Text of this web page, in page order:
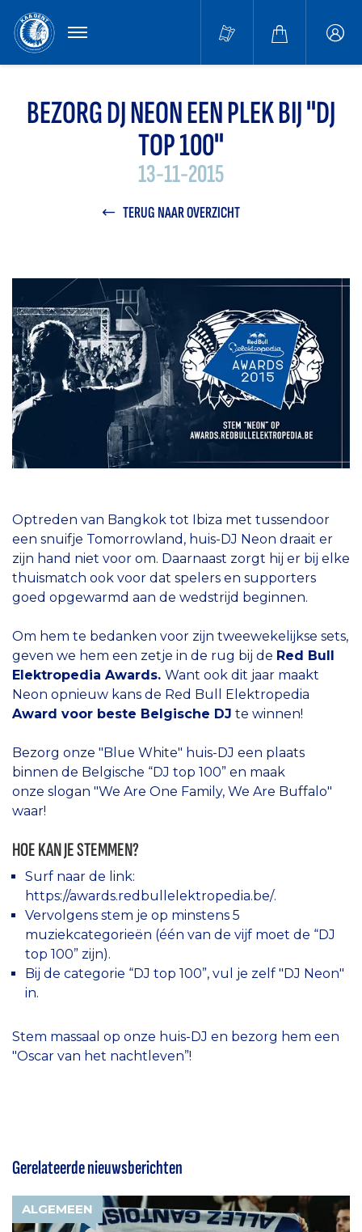
MENU
BEZORG DJ NEON EEN PLEK BIJ "DJ
TOP 100"
13-11-2015
TERUG NAAR OVERZICHT
Optreden van Bangkok tot Ibiza met tussendoor
een snuifje Tomorrowland, huis-DJ Neon draait er
zijn hand niet voor om. Daarnaast zorgt hij er bij elke
thuismatch ook voor dat spelers en supporters
goed opgewarmd aan de wedstrijd beginnen.
Om hem te bedanken voor zijn tweewekelijkse sets,
geven we hem een zetje in de rug bij de Red Bull
Elektropedia Awards. Want ook dit jaar maakt
Neon opnieuw kans de Red Bull Elektropedia
Award voor beste Belgische DJ te winnen!
Bezorg onze "Blue White" huis-DJ een plaats
binnen de Belgische “DJ top 100” en maak
onze slogan "We Are One Family, We Are Buffalo"
waar!
HOE KAN JE STEMMEN?
Surf naar de link:
https://awards.redbullelektropedia.be/.
Vervolgens stem je op minstens 5
muziekcategorieën (één van de vijf moet de “DJ
top 100” zijn).
Bij de categorie “DJ top 100”, vul je zelf "DJ Neon"
in.
Stem massaal op onze huis-DJ en bezorg hem een
"Oscar van het nachtleven”!
Gerelateerde nieuwsberichten
ALGEMEEN